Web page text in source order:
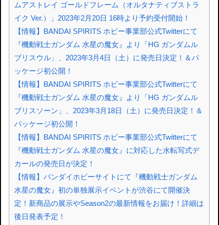
ムアストレイ ゴールドフレーム（オルタナティブストラ
イク Ver.）」2023年2月20日 16時より予約受付開始！
【情報】BANDAI SPIRITS ホビー事業部公式Twitterにて
『機動戦士ガンダム 水星の魔女』より「HG ガンダムル
ブリスウル」、2023年3月4日（土）に発売日決定！＆パ
ッケージ初公開！
【情報】BANDAI SPIRITS ホビー事業部公式Twitterにて
『機動戦士ガンダム 水星の魔女』より「HG ガンダムル
ブリスソーン」、2023年3月18日（土）に発売日決定！＆
パッケージ初公開！
【情報】BANDAI SPIRITS ホビー事業部公式Twitterにて
『機動戦士ガンダム 水星の魔女』に対応した水転写式デ
カールの発売日が決定！
【情報】バンダイホビーサイトにて『機動戦士ガンダム
水星の魔女』初の単独展示イベントが渋谷にて開催決
定！新商品の展示やSeason2の最新情報をお届け！詳細は
後日発表予定！